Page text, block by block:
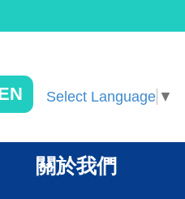
Select Language ▼
關於我們